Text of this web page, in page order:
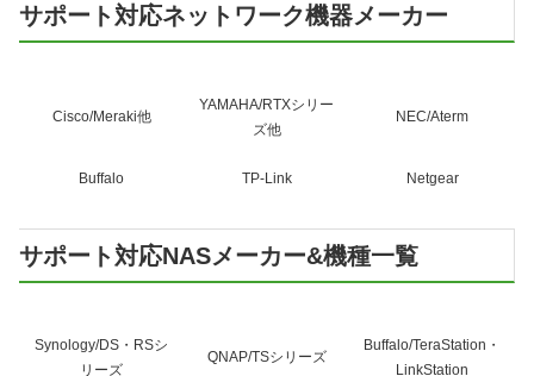
サポート対応ネットワーク機器メーカー
Cisco/Meraki他
YAMAHA/RTXシリー
ズ他
NEC/Aterm
Buffalo TP-Link Netgear
サポート対応NASメーカー&機種一覧
Synology/DS・RSシ
リーズ
QNAP/TSシリーズ
Buffalo/TeraStation・
LinkStation